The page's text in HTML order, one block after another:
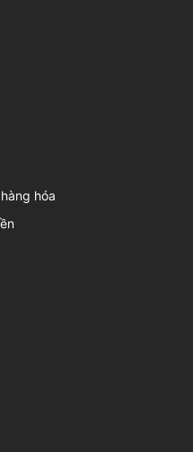
hóa